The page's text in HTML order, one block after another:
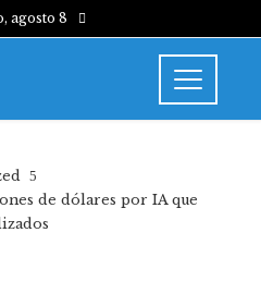
agosto 8
de dólares por IA que